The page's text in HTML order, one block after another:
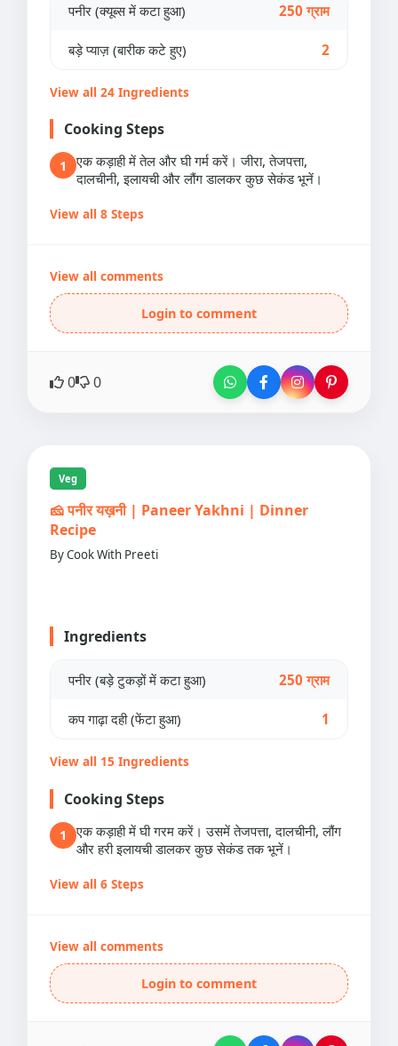
पनीर (क्यूब्स में कटा हुआ) 250 ग्राम
बड़े प्याज़ (बारीक कटे हुए) 2
View all 24 Ingredients
Cooking Steps
1
एक कड़ाही में तेल और घी गर्म करें। जीरा, तेजपत्ता,
दालचीनी, इलायची और लौंग डालकर कुछ सेकंड भूनें।
View all 8 Steps
View all comments
Login to comment
0 0
Veg
🧀 पनीर यख़नी | Paneer Yakhni | Dinner
Recipe
By Cook With Preeti
Ingredients
पनीर (बड़े टुकड़ों में कटा हुआ) 250 ग्राम
कप गाढ़ा दही (फेंटा हुआ) 1
View all 15 Ingredients
Cooking Steps
1
एक कड़ाही में घी गरम करें। उसमें तेजपत्ता, दालचीनी, लौंग
और हरी इलायची डालकर कुछ सेकंड तक भूनें।
View all 6 Steps
View all comments
Login to comment